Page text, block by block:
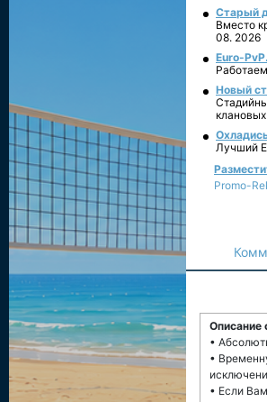
Старый
Вместо
08. 2026
Euro-
Новый
Лучший
Promo-
Описание
•
•
• Если